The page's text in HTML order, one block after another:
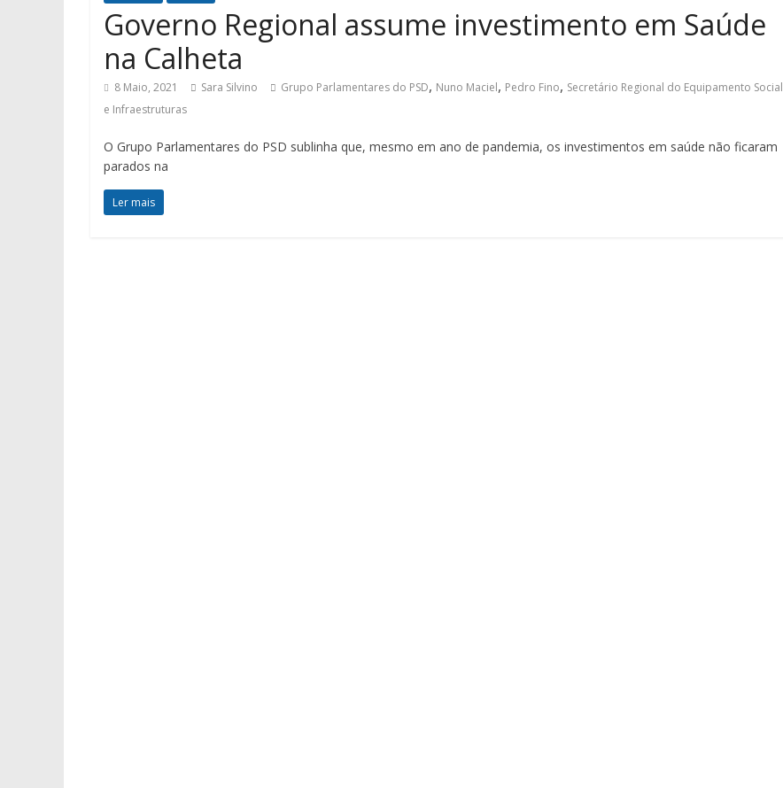
Governo Regional assume investimento em Saúde
na Calheta
8 Maio, 2021 Sara Silvino Grupo Parlamentares do PSD, Nuno Maciel, Pedro Fino, Secretário Regional do Equipamento Social
e Infraestruturas
O Grupo Parlamentares do PSD sublinha que, mesmo em ano de pandemia, os investimentos em saúde não ficaram
parados na
Ler mais